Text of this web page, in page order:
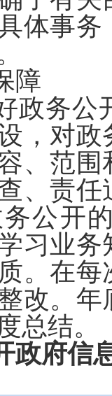
体事
障
政务公
，对
、范
、责
公开
习业
。在
改。
总结。
政府信